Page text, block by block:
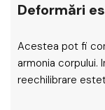
Deformări
Acestea pot fi
armonia corpului.
reechilibrare